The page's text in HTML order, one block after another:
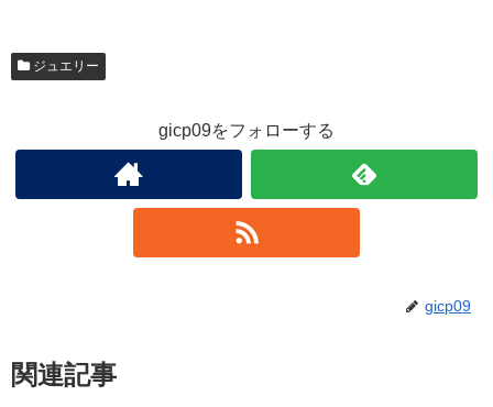
ジュエリー
gicp09をフォローする
gicp09
関連記事